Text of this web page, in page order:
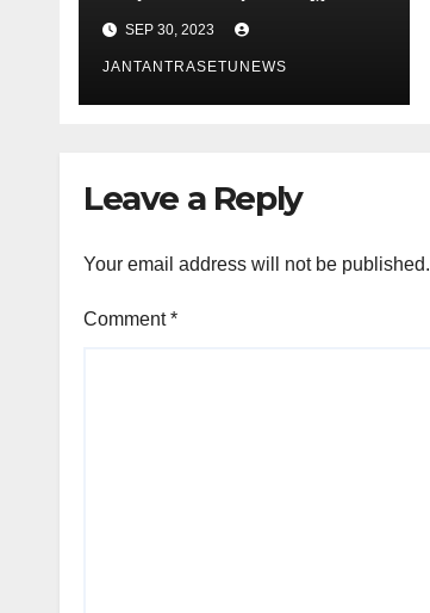
आयोजन
SEP 30, 2023
JANTANTRASETUNEWS
Leave a Reply
Your email address will not be published.
Comment*